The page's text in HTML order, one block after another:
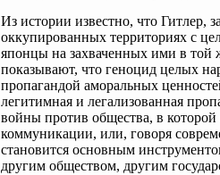
Из истории известно, что Гитлер,
оккупированных территориях с
японцы на захваченных ими в
показывают, что геноцид целых
пропагандой аморальных
легитимная и легализованная
войны против общества, в
коммуникации, или, говоря
становится основным
другим обществом, другим